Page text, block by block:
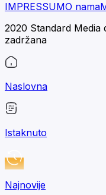
IMPRESSUMO nama
2020 Standard Media
zadržana
Naslovna
Istaknuto
Najnovije